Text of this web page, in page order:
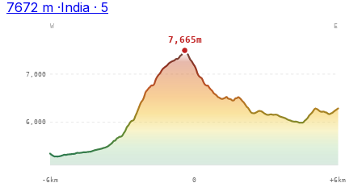
7672 m ·India · 5